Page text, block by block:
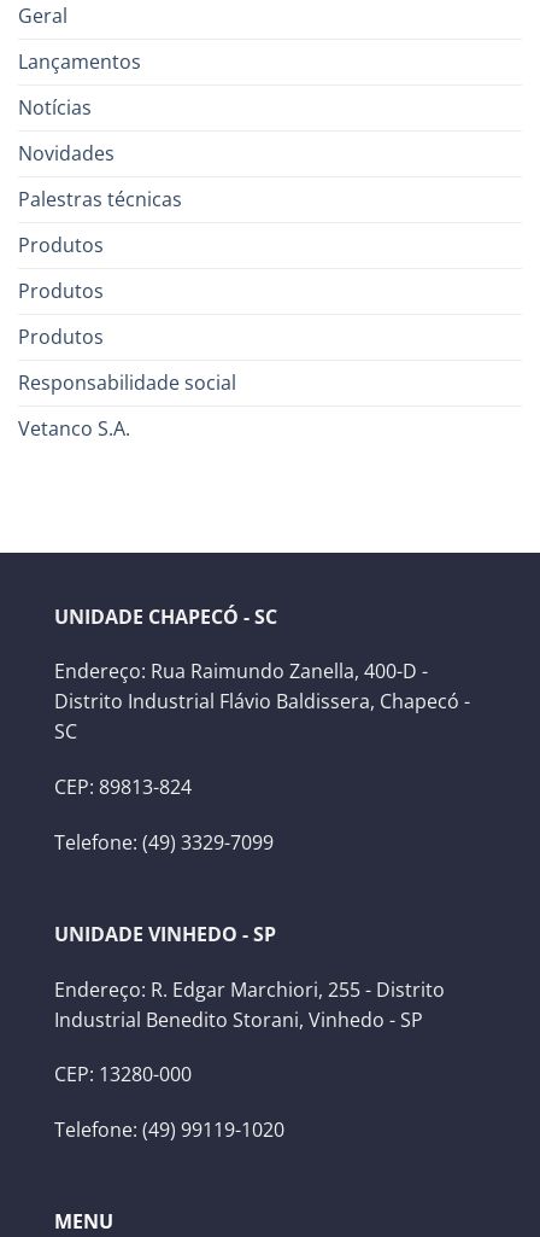
Geral
Lançamentos
Notícias
Novidades
Palestras técnicas
Produtos
Produtos
Produtos
Responsabilidade social
Vetanco S.A.
UNIDADE CHAPECÓ - SC
Endereço: Rua Raimundo Zanella, 400-D -
Distrito Industrial Flávio Baldissera, Chapecó -
SC
CEP: 89813-824
Telefone: (49) 3329-7099
UNIDADE VINHEDO - SP
Endereço: R. Edgar Marchiori, 255 - Distrito
Industrial Benedito Storani, Vinhedo - SP
CEP: 13280-000
Telefone: (49) 99119-1020
MENU